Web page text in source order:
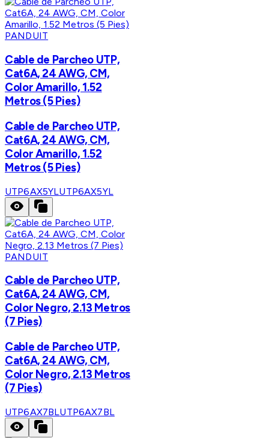
PANDUIT
Cable de Parcheo UTP,
Cat6A, 24 AWG, CM,
Color Amarillo, 1.52
Metros (5 Pies)
Cable de Parcheo UTP,
Cat6A, 24 AWG, CM,
Color Amarillo, 1.52
Metros (5 Pies)
UTP6AX5YLUTP6AX5YL
PANDUIT
Cable de Parcheo UTP,
Cat6A, 24 AWG, CM,
Color Negro, 2.13 Metros
(7 Pies)
Cable de Parcheo UTP,
Cat6A, 24 AWG, CM,
Color Negro, 2.13 Metros
(7 Pies)
UTP6AX7BLUTP6AX7BL